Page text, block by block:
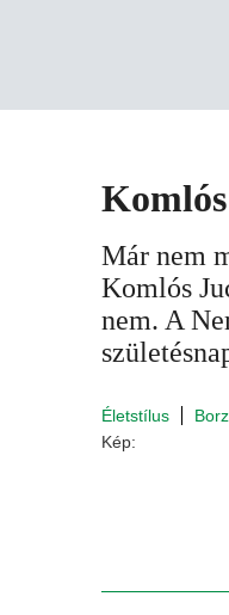
Már nem
Komlós
nem. A
Életstílus
Kép: